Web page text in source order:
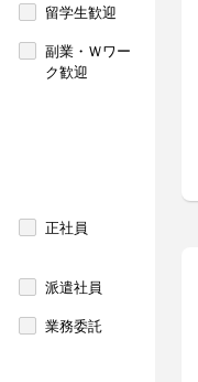
留学生歓迎
副業・Ｗワー
ク歓迎
正社員
派遣社員
業務委託